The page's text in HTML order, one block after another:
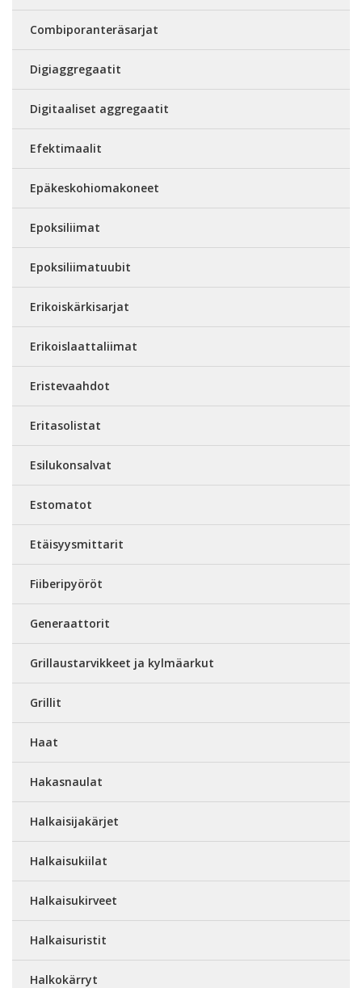
Combiporanteräsarjat
Digiaggregaatit
Digitaaliset aggregaatit
Efektimaalit
Epäkeskohiomakoneet
Epoksiliimat
Epoksiliimatuubit
Erikoiskärkisarjat
Erikoislaattaliimat
Eristevaahdot
Eritasolistat
Esilukonsalvat
Estomatot
Etäisyysmittarit
Fiiberipyöröt
Generaattorit
Grillaustarvikkeet ja kylmäarkut
Grillit
Haat
Hakasnaulat
Halkaisijakärjet
Halkaisukiilat
Halkaisukirveet
Halkaisuristit
Halkokärryt